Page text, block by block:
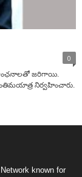
0
జరిగాయి.
నిర్వహించారు.
known for